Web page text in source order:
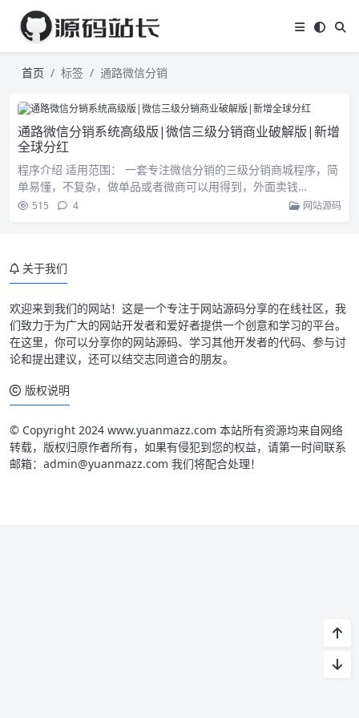
首页 标签 通路微信分销
通路微信分销系统高级版|微信三级分销商业破解版|新增
全球分红
程序介绍 适用范围： 一套专注微信分销的三级分销商城程序，简
单易懂，不复杂，做单品或者微商可以用得到，外面卖钱…
515 4 网站源码
关于我们
欢迎来到我们的网站！这是一个专注于网站源码分享的在线社区，我
们致力于为广大的网站开发者和爱好者提供一个创意和学习的平台。
在这里，你可以分享你的网站源码、学习其他开发者的代码、参与讨
论和提出建议，还可以结交志同道合的朋友。
版权说明
© Copyright 2024 www.yuanmazz.com 本站所有资源均来自网络
转载，版权归原作者所有，如果有侵犯到您的权益，请第一时间联系
邮箱：admin@yuanmazz.com 我们将配合处理！